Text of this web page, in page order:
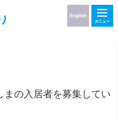
まの入居者を募集してい